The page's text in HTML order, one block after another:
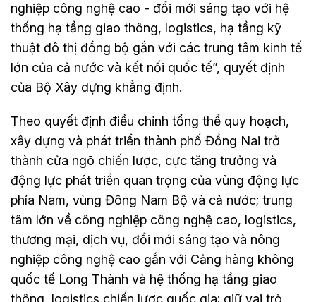
nghiệp công nghệ cao - đổi mới sáng tạo với hệ
thống hạ tầng giao thông, logistics, hạ tầng kỹ
thuật đô thị đồng bộ gắn với các trung tâm kinh tế
lớn của cả nước và kết nối quốc tế”, quyết định
của Bộ Xây dựng khẳng định.
Theo quyết định điều chỉnh tổng thể quy hoạch,
xây dựng và phát triển thành phố Đồng Nai trở
thành cửa ngõ chiến lược, cực tăng trưởng và
động lực phát triển quan trọng của vùng động lực
phía Nam, vùng Đông Nam Bộ và cả nước; trung
tâm lớn về công nghiệp công nghệ cao, logistics,
thương mại, dịch vụ, đổi mới sáng tạo và nông
nghiệp công nghệ cao gắn với Cảng hàng không
quốc tế Long Thành và hệ thống hạ tầng giao